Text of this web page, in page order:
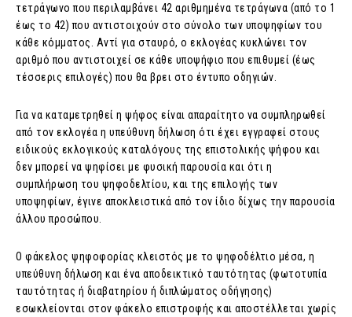
τετράγωνο που περιλαμβάνει 42 αριθμημένα τετράγωνα (από το 1
έως το 42) που αντιστοιχούν στο σύνολο των υποψηφίων του
κάθε κόμματος. Αντί για σταυρό, ο εκλογέας κυκλώνει τον
αριθμό που αντιστοιχεί σε κάθε υποψήφιο που επιθυμεί (έως
τέσσερις επιλογές) που θα βρει στο έντυπο οδηγιών.
Για να καταμετρηθεί η ψήφος είναι απαραίτητο να συμπληρωθεί
από τον εκλογέα η υπεύθυνη δήλωση ότι έχει εγγραφεί στους
ειδικούς εκλογικούς καταλόγους της επιστολικής ψήφου και
δεν μπορεί να ψηφίσει με φυσική παρουσία και ότι η
συμπλήρωση του ψηφοδελτίου, και της επιλογής των
υποψηφίων, έγινε αποκλειστικά από τον ίδιο δίχως την παρουσία
άλλου προσώπου.
Ο φάκελος ψηφοφορίας κλειστός με το ψηφοδέλτιο μέσα, η
υπεύθυνη δήλωση και ένα αποδεικτικό ταυτότητας (φωτοτυπία
ταυτότητας ή διαβατηρίου ή διπλώματος οδήγησης)
εσωκλείονται στον φάκελο επιστροφής και αποστέλλεται χωρίς